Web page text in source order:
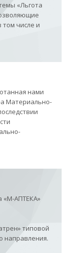
«Льгота
том числе и
нами
Материально-
«М-АПТЕКА»
типовой
направления.